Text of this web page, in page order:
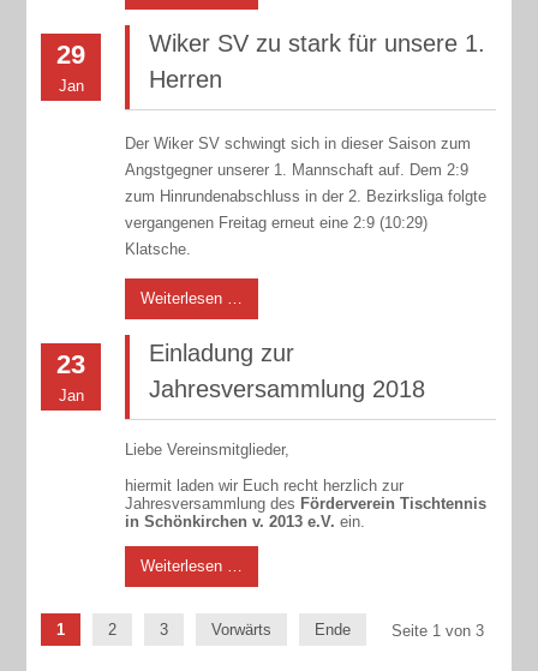
29
Jan
Wiker SV zu stark für unsere 1.
Herren
Der Wiker SV schwingt sich in dieser Saison zum
Angstgegner unserer 1. Mannschaft auf. Dem 2:9
zum Hinrundenabschluss in der 2. Bezirksliga folgte
vergangenen Freitag erneut eine 2:9 (10:29)
Klatsche.
Weiterlesen …
23
Jan
Einladung zur
Jahresversammlung 2018
Liebe Vereinsmitglieder,
hiermit laden wir Euch recht herzlich zur
Jahresversammlung des Förderverein Tischtennis
in Schönkirchen v. 2013 e.V. ein.
Weiterlesen …
Seite 1 von 3
1 2 3 Vorwärts Ende